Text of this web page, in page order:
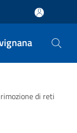
di reti